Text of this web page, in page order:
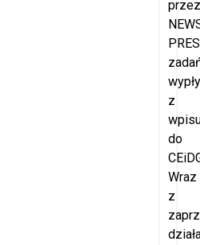
przez
z
do
Wraz
z